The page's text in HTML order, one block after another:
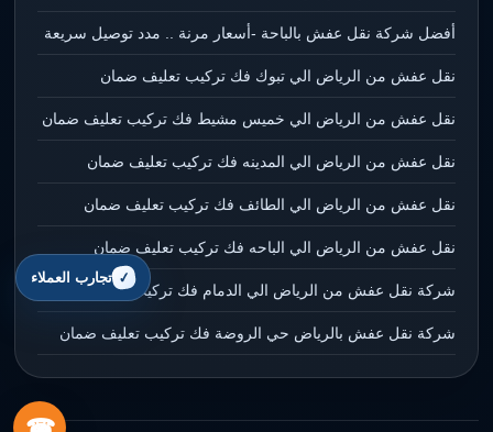
أفضل شركة نقل عفش بالباحة -أسعار مرنة .. مدد توصيل سريعة
نقل عفش من الرياض الي تبوك فك تركيب تعليف ضمان
نقل عفش من الرياض الي خميس مشيط فك تركيب تعليف ضمان
نقل عفش من الرياض الي المدينه فك تركيب تعليف ضمان
نقل عفش من الرياض الي الطائف فك تركيب تعليف ضمان
نقل عفش من الرياض الي الباحه فك تركيب تعليف ضمان
شركة نقل عفش من الرياض الي الدمام فك تركيب تعليف ضمان
شركة نقل عفش بالرياض حي الروضة فك تركيب تعليف ضمان
تجارب العملاء